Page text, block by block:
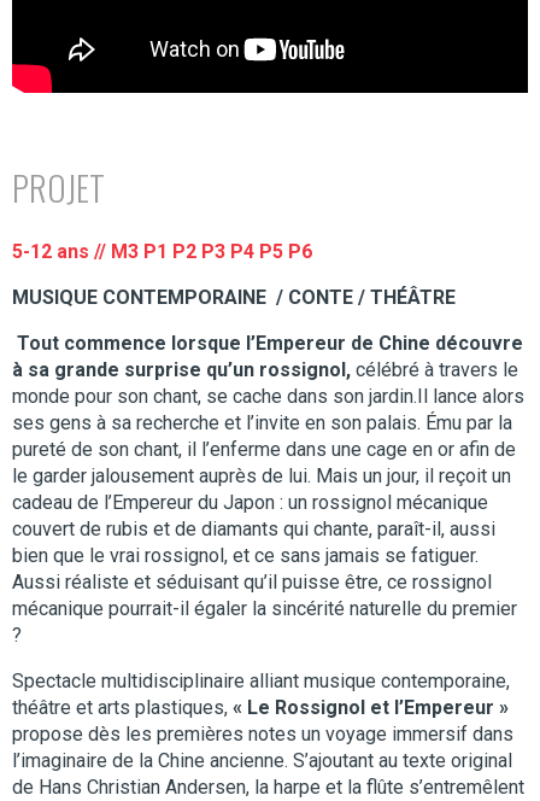
PROJET
5-12 ans // M3 P1 P2 P3 P4 P5 P6
MUSIQUE CONTEMPORAINE / CONTE / THÉÂTRE
Tout commence lorsque l’Empereur de Chine découvre
à sa grande surprise qu’un rossignol, célébré à travers le
monde pour son chant, se cache dans son jardin.Il lance alors
ses gens à sa recherche et l’invite en son palais. Ému par la
pureté de son chant, il l’enferme dans une cage en or afin de
le garder jalousement auprès de lui. Mais un jour, il reçoit un
cadeau de l’Empereur du Japon : un rossignol mécanique
couvert de rubis et de diamants qui chante, paraît-il, aussi
bien que le vrai rossignol, et ce sans jamais se fatiguer.
Aussi réaliste et séduisant qu’il puisse être, ce rossignol
mécanique pourrait-il égaler la sincérité naturelle du premier
?
Spectacle multidisciplinaire alliant musique contemporaine,
théâtre et arts plastiques, « Le Rossignol et l’Empereur »
propose dès les premières notes un voyage immersif dans
l’imaginaire de la Chine ancienne. S’ajoutant au texte original
de Hans Christian Andersen, la harpe et la flûte s’entremêlent